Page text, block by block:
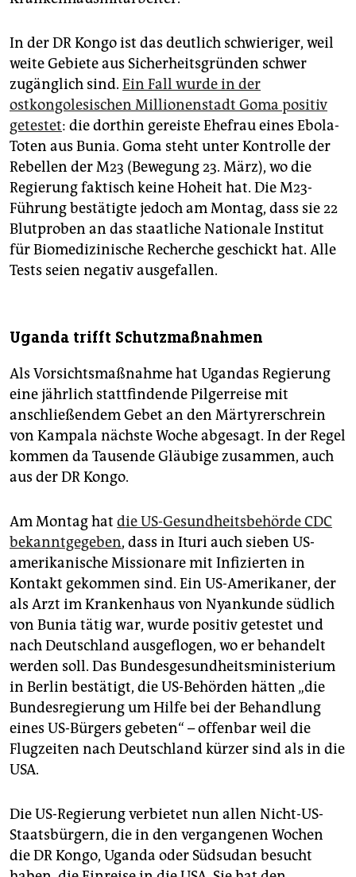
In der DR Kongo ist das deutlich schwieriger, weil
weite Gebiete aus Sicherheitsgründen schwer
zugänglich sind. Ein Fall wurde in der
ostkongolesischen Millionenstadt Goma positiv
getestet: die dorthin gereiste Ehefrau eines Ebola-
Toten aus Bunia. Goma steht unter Kontrolle der
Rebellen der M23 (Bewegung 23. März), wo die
Regierung faktisch keine Hoheit hat. Die M23-
Führung bestätigte jedoch am Montag, dass sie 22
Blutproben an das staatliche Nationale Institut
für Biomedizinische Recherche geschickt hat. Alle
Tests seien negativ ausgefallen.
Uganda trifft Schutzmaßnahmen
Als Vorsichtsmaßnahme hat Ugandas Regierung
eine jährlich stattfindende Pilgerreise mit
anschließendem Gebet an den Märtyrerschrein
von Kampala nächste Woche abgesagt. In der Regel
kommen da Tausende Gläubige zusammen, auch
aus der DR Kongo.
Am Montag hat die US-Gesundheitsbehörde CDC
bekanntgegeben, dass in Ituri auch sieben US-
amerikanische Missionare mit Infizierten in
Kontakt gekommen sind. Ein US-Amerikaner, der
als Arzt im Krankenhaus von Nyankunde südlich
von Bunia tätig war, wurde positiv getestet und
nach Deutschland ausgeflogen, wo er behandelt
werden soll. Das Bundesgesundheitsministerium
in Berlin bestätigt, die US-Behörden hätten „die
Bundesregierung um Hilfe bei der Behandlung
eines US-Bürgers gebeten“ – offenbar weil die
Flugzeiten nach Deutschland kürzer sind als in die
USA.
Die US-Regierung verbietet nun allen Nicht-US-
Staatsbürgern, die in den vergangenen Wochen
die DR Kongo, Uganda oder Südsudan besucht